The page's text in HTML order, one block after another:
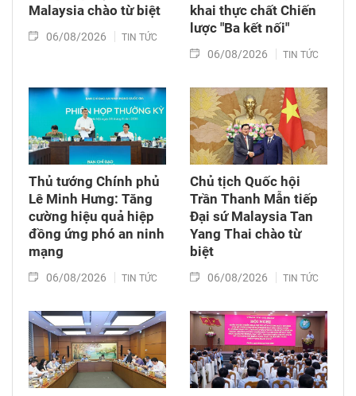
Malaysia chào từ biệt
06/08/2026 TIN TỨC
khai thực chất Chiến
lược "Ba kết nối"
06/08/2026 TIN TỨC
Thủ tướng Chính phủ
Lê Minh Hưng: Tăng
cường hiệu quả hiệp
đồng ứng phó an ninh
mạng
06/08/2026 TIN TỨC
Chủ tịch Quốc hội
Trần Thanh Mẫn tiếp
Đại sứ Malaysia Tan
Yang Thai chào từ
biệt
06/08/2026 TIN TỨC